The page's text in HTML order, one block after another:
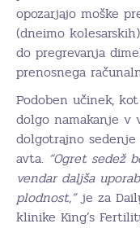
opozarjajo moške
(dneimo
do pregrevanja
prenosnega
Podoben učinek,
dolgo namakanje
dolgotrajno
avta. “Ogret sedež
vendar daljša
plodnost,”je za
klinike King’s